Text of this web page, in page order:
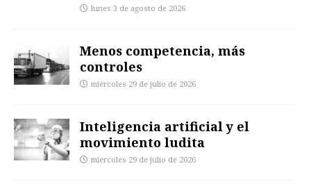
lunes 3 de agosto de 2026
Menos competencia, más
controles
miércoles 29 de julio de 2026
Inteligencia artificial y el
movimiento ludita
miércoles 29 de julio de 2026